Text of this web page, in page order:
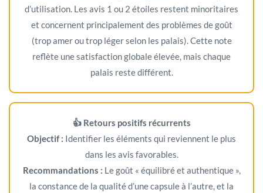
d’utilisation. Les avis 1 ou 2 étoiles restent minoritaires
et concernent principalement des problèmes de goût
(trop amer ou trop léger selon les palais). Cette note
reflète une satisfaction globale élevée, mais chaque
palais reste différent.
👍 Retours positifs récurrents
Objectif : Identifier les éléments qui reviennent le plus
dans les avis favorables.
Recommandations : Le goût « équilibré et authentique »,
la constance de la qualité d’une capsule à l’autre, et la